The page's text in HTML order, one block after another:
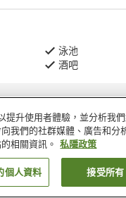
泳池
酒吧
富國島 Vinholidays
找客房
提升使用者體驗，並分析我
我們的社群媒體、廣告和分
相關資訊。
私隱政策
個人資料 接受所有